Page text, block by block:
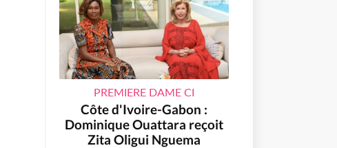
PREMIERE DAME CI
Côte d'Ivoire-Gabon :
Dominique Ouattara reçoit
Zita Oligui Nguema